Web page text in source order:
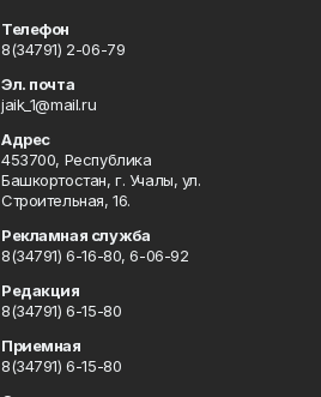
Телефон
8(34791) 2-06-79
Эл. почта
jaik_1@mail.ru
Адрес
453700, Республика
Башкортостан, г. Учалы, ул.
Строительная, 16.
Рекламная служба
8(34791) 6-16-80, 6-06-92
Редакция
8(34791) 6-15-80
Приемная
8(34791) 6-15-80